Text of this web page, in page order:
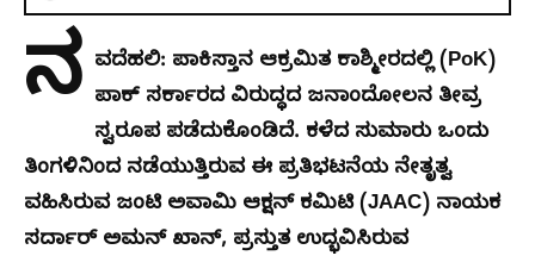
ನ ವದೆಹಲಿ: ಪಾಕಿಸ್ತಾನ ಆಕ್ರಮಿತ ಕಾಶ್ಮೀರದಲ್ಲಿ (PoK)
ಪಾಕ್ ಸರ್ಕಾರದ ವಿರುದ್ಧದ ಜನಾಂದೋಲನ ತೀವ್ರ
ಸ್ವರೂಪ ಪಡೆದುಕೊಂಡಿದೆ. ಕಳೆದ ಸುಮಾರು ಒಂದು
ತಿಂಗಳಿನಿಂದ ನಡೆಯುತ್ತಿರುವ ಈ ಪ್ರತಿಭಟನೆಯ ನೇತೃತ್ವ
ವಹಿಸಿರುವ ಜಂಟಿ ಅವಾಮಿ ಆಕ್ಷನ್ ಕಮಿಟಿ (JAAC) ನಾಯಕ
ಸರ್ದಾರ್ ಅಮನ್ ಖಾನ್, ಪ್ರಸ್ತುತ ಉದ್ಭವಿಸಿರುವ